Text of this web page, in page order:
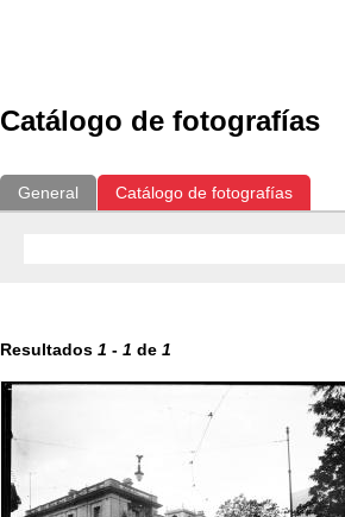
Catálogo de fotografías
General Catálogo de fotografías
Resultados 1 - 1 de 1